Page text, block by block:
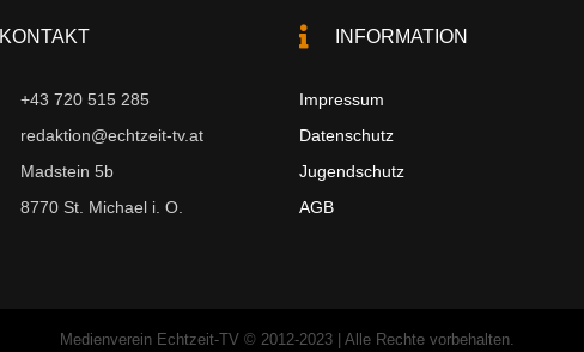
KONTAKT
+43 720 515 285
redaktion@echtzeit-tv.at
Madstein 5b
8770 St. Michael i. O.
INFORMATION
Impressum
Datenschutz
Jugendschutz
AGB
Medienverein Echtzeit-TV © 2012-2023 | Alle Rechte vorbehalten.